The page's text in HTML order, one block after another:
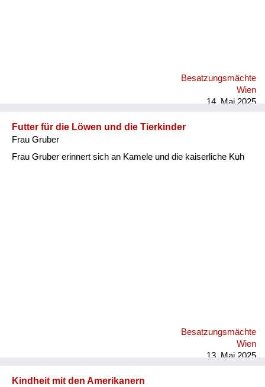
Besatzungsmächte
Wien
14. Mai 2025
Futter für die Löwen und die Tierkinder
Frau Gruber
Frau Gruber erinnert sich an Kamele und die kaiserliche Kuh
Besatzungsmächte
Wien
13. Mai 2025
Kindheit mit den Amerikanern